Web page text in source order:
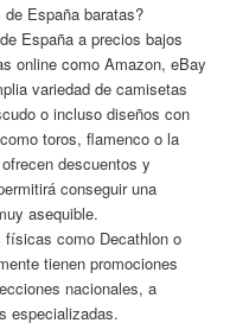
España baratas?
España a precios bajos
online como Amazon, eBay
variedad de camisetas
o incluso diseños con
toros, flamenco o la
descuentos y
conseguir una
asequible.
físicas como Decathlon o
tienen promociones
nacionales, a
especializadas.